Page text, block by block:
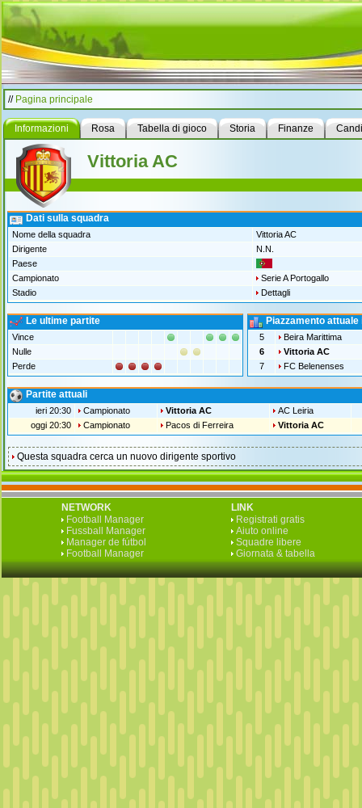
// Pagina principale
Informazioni Rosa Tabella di gioco Storia Finanze
Vittoria AC
Dati sulla squadra
Nome della squadra
Vittoria AC
Dirigente
N.N.
Paese
Campionato
Serie A Portogallo
Stadio
Dettagli
Le ultime partite
Vince
Nulle
Perde
Piazzamento attuale
5
Beira Marittima
6
Vittoria AC
7
FC Belenenses
Partite attuali
ieri 20:30 Campionato Vittoria AC
AC Leiria
oggi 20:30
Campionato Pacos di Ferreira Vittoria AC
Questa squadra cerca un nuovo dirigente sportivo
NETWORK
Football Manager
Fussball Manager
Manager de fútbol
Football Manager
LINK
Registrati gratis
Aiuto online
Squadre libere
Giornata & tabella